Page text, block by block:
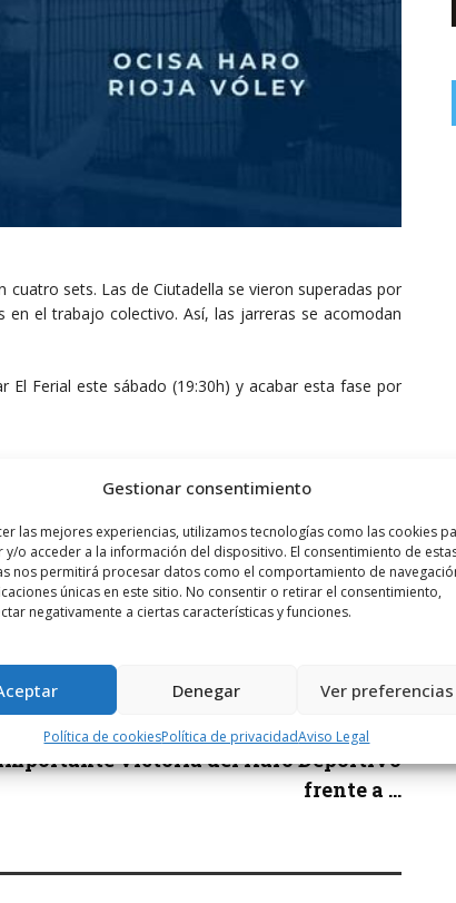
Gestionar consentimiento
las mejores experiencias, utilizamos tecnologías como las cookies
y/o acceder a la información del dispositivo. El consentimiento de
nos permitirá procesar datos como el comportamiento de
únicas en este sitio. No consentir o retirar el consentimiento,
negativamente a ciertas características y funciones.
Denegar Ver preferencias
Política de cookiesPolítica de privacidadAviso Legal
cuatro sets. Las de Ciutadella se vieron superadas por
en el trabajo colectivo. Así, las jarreras se acomodan
Ferial este sábado (19:30h) y acabar esta fase por
victoria del Haro Deportivo
frente a ...